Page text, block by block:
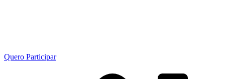
Quero Participar